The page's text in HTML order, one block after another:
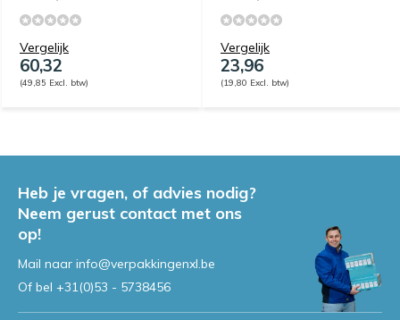
Vergelijk
60,32
(49,85 Excl. btw)
Vergelijk
23,96
(19,80 Excl. btw)
Heb je vragen, of advies nodig?
Neem gerust contact met ons
op!
Mail naar info@verpakkingenxl.be
Of bel +31(0)53 - 5738456